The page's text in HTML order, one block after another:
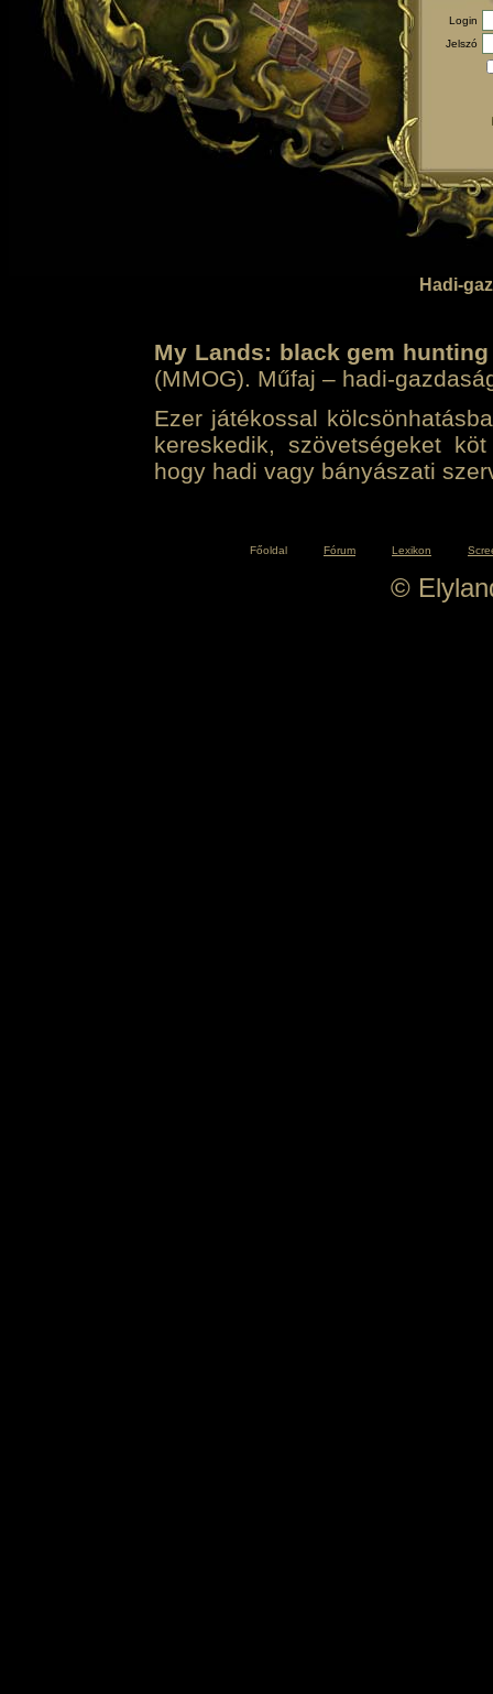
Login
Jelszó
Hadi-
My Lands: black gem hunting
(MMOG). Műfaj – hadi-
Ezer játékossal
kereskedik, szövetségeket
hogy hadi vagy bányászati
Főoldal Fórum Lexikon
©